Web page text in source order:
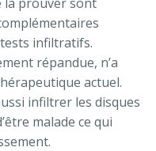
infiltratifs.
répandue, n’a
actuel.
infiltrer les disques
malade ce qui